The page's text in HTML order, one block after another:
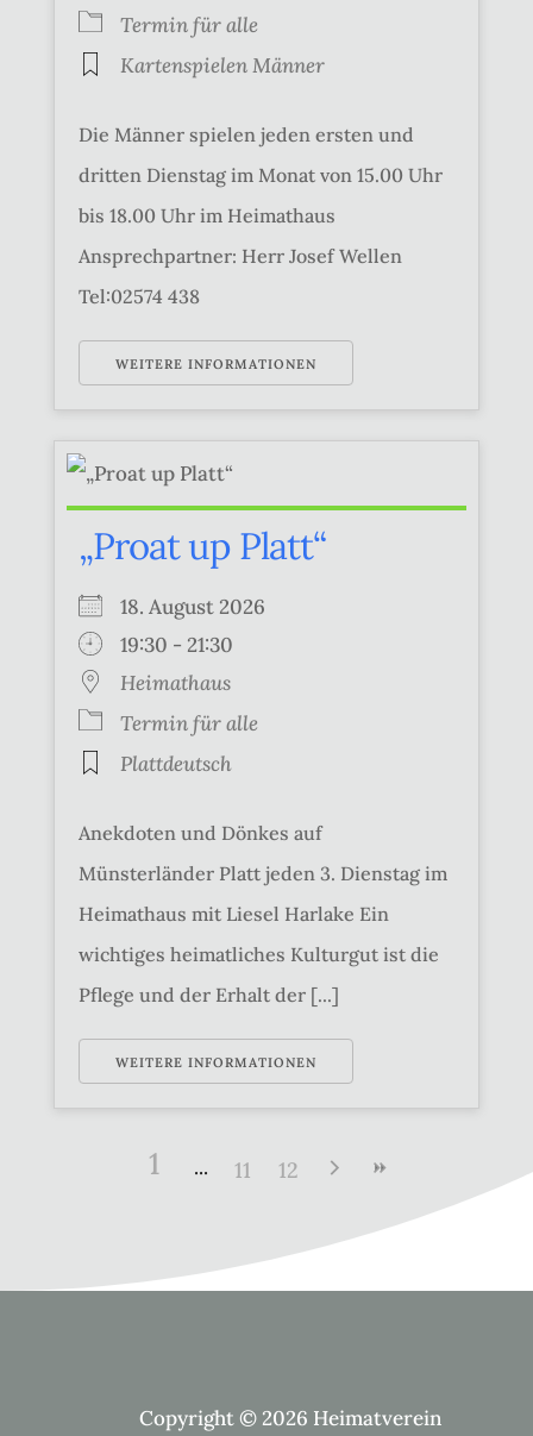
Termin für alle
Kartenspielen Männer
Die Männer spielen jeden ersten und
dritten Dienstag im Monat von 15.00 Uhr
bis 18.00 Uhr im Heimathaus
Ansprechpartner: Herr Josef Wellen
Tel:02574 438
WEITERE INFORMATIONEN
„Proat up Platt“
18. August 2026
19:30 - 21:30
Heimathaus
Termin für alle
Plattdeutsch
Anekdoten und Dönkes auf
Münsterländer Platt jeden 3. Dienstag im
Heimathaus mit Liesel Harlake Ein
wichtiges heimatliches Kulturgut ist die
Pflege und der Erhalt der [...]
WEITERE INFORMATIONEN
1 11 12
Copyright © 2026 Heimatverein